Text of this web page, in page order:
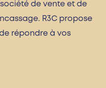
société de vente et de
R3C propose
répondre à vos